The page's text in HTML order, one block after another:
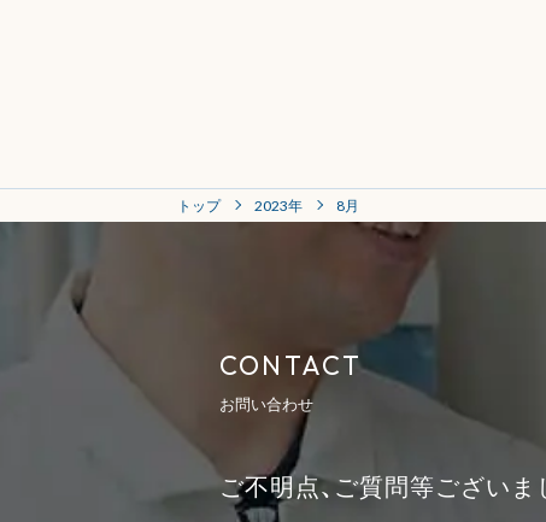
トップ 2023年 8月
CONTACT
お問い合わせ
ご不明点、ご質問等ございま